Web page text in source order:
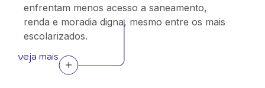
enfrentam menos acesso a saneamento,
renda e moradia digna, mesmo entre os mais
escolarizados.
veja mais